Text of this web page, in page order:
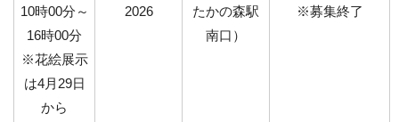
10時00分～
16時00分
※花絵展示
は4月29日
から
2026
たかの森駅
南口）
※募集終了